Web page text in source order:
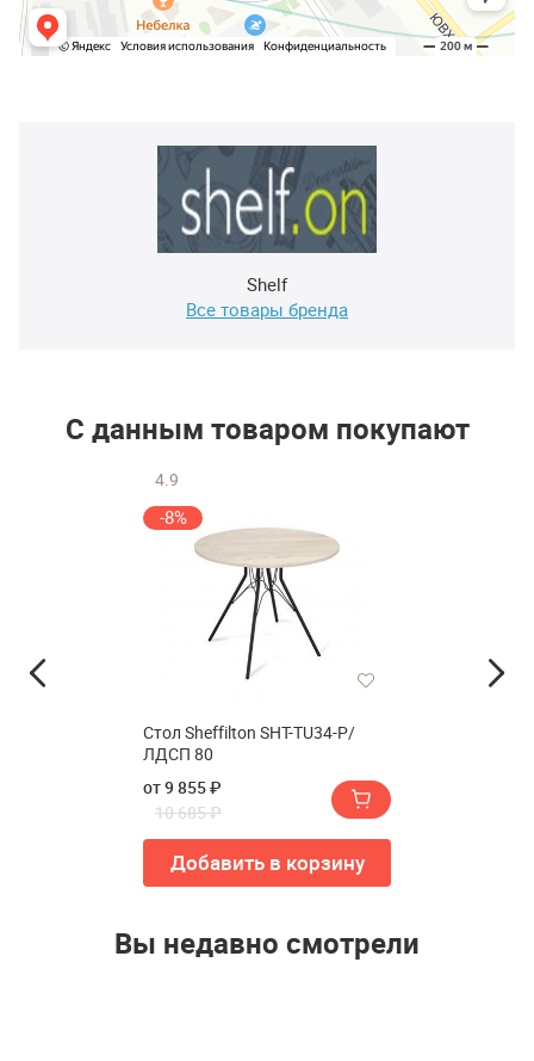
Shelf
Все товары бренда
С данным товаром покупают
4.9
-8%
Стол Sheffilton SHT-TU34-P/
ЛДСП 80
от 9 855 ₽
10 685 ₽
Добавить в корзину
Вы недавно смотрели